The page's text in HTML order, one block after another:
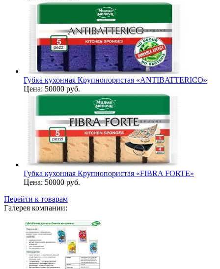
Губка кухонная Крупнопористая «ANTIBATTERICO»
Цена: 50000 руб.
Губка кухонная Крупнопористая «FIBRA FORTE»
Цена: 50000 руб.
Перейти к товарам
Галерея компании: